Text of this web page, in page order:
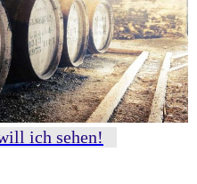
ich sehen!